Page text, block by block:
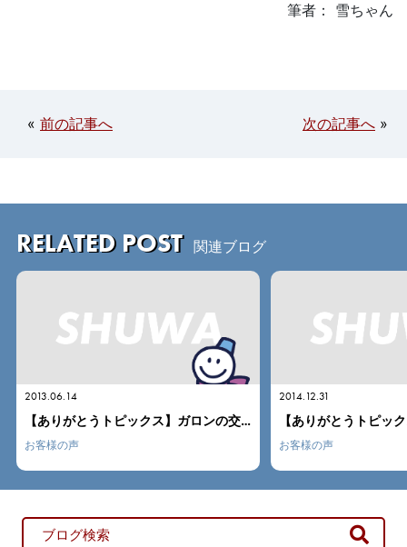
筆者： 雪ちゃん
« 前の記事へ 次の記事へ »
RELATED POST 関連ブログ
【ありがとうトピックス】ガロンの交換
2014.12.31
【ありがとうトピックス】ローリーに戻る途中・・・
お客様の声 お客様の声